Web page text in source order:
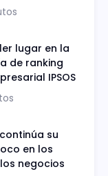
lugar en la
de ranking
IPSOS
su
en los
negocios